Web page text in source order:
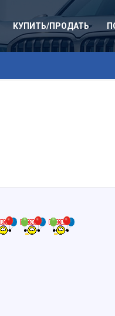
КУПИТЬ/ПРОДАТЬ